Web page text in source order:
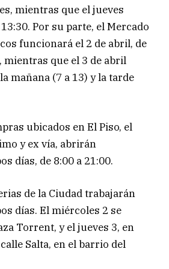
mientras que el jueves
Por su parte, el Mercado
funcionará el 2 de abril, de
mientras que el 3 de abril
mañana (7 a 13) y la tarde
ubicados en El Piso, el
y ex vía, abrirán
días, de 8:00 a 21:00.
de la Ciudad trabajarán
días. El miércoles 2 se
Torrent, y el jueves 3, en
Salta, en el barrio del